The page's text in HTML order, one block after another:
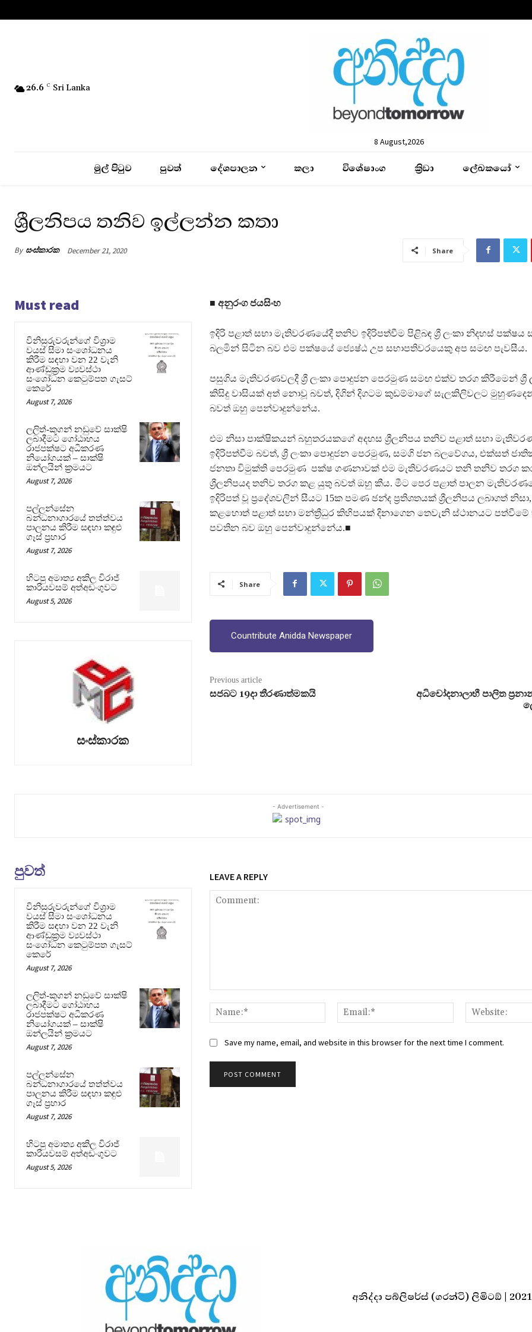
26.6 C Sri Lanka
8 August,2026
මුල් පිටුව පුවත් දේශපාලන කලා විශේෂාංග ක්‍රිඩා ලේඛකයෝ
ශ්‍රීලනිපය තනිව ඉල්ලන්න කතා
By සංස්කාරක December 21, 2020 Share
Must read
විනිසුරුවරුන්ගේ විශ්‍රාම
වයස් සීමා සංශෝධනය
කිරීම සඳහා වන 22 වැනි
ආණ්ඩුක්‍රම ව්‍යවස්ථා
සංශෝධන කෙටුම්පත ගැසට්
කෙරේ
August 7, 2026
ලලිත්-කූගන් නඩුවේ සාක්ෂි
ලබාදීමට ගෝඨාභය
රාජපක්ෂට අධිකරණ
නියෝගයක් – සාක්ෂි
ඔන්ලයින් ක්‍රමයට
August 7, 2026
පල්ලන්සේන
බන්ධනාගාරයේ තත්ත්වය
පාලනය කිරීම සඳහා කඳුළු
ගෑස් ප්‍රහාර
August 7, 2026
හිටපු අමාත්‍ය අකිල විරාජ්
කාරියවසම් අත්අඩංගුවට
August 5, 2026
සංස්කාරක
■ අනුරංග ජයසිංහ
ඉදිරි පළාත් සභා මැතිවරණයේදී තනිව ඉදිරිපත්වීම පිළිබඳ ශ්‍රී ලංකා නිදහස් පක්ෂය
බලමින් සිටින බව එම පක්ෂයේ ජ්‍යෙෂ්ඨ උප සභාපතිවරයෙකු අප සමඟ පැවසීය.
පසුගිය මැතිවරණවලදී ශ්‍රී ලංකා පොදුජන පෙරමුණ සමඟ එක්ව තරග කිරීමෙන් ශ්‍රී
කිසිදු වාසියක් අත් නොවූ බවත්, දිගින් දිගටම කුඩම්මාගේ සැලකිලිවලට
බවත් ඔහු පෙන්වාදුන්නේය.
එම නිසා පාක්ෂිකයන් බහුතරයකගේ අදහස ශ්‍රීලනිපය තනිව පළාත් සභා
ඉදිරිපත්වීම බවත්, ශ්‍රී ලංකා පොදුජන පෙරමුණ, සමගි ජන බලවේගය, එක්සත්
ජනතා විමුක්ති පෙරමුණ පක්ෂ ගණනාවක් එම මැතිවරණයට තනි තනිව තරග
ශ්‍රීලනිපයද තනිව තරග කළ යුතු බවත් ඔහු කීය. මීට පෙර පළාත් පාලන
ඉදිරිපත් වූ ප්‍රදේශවලින් සීයට 15ක පමණ ඡන්ද ප්‍රතිශතයක් ශ්‍රීලනිපය ලබාගත්
කළහොත් පළාත් සභා මන්ත්‍රීධුර කිහිපයක් දිනාගෙන තෙවැනි ස්ථානයට පත්වීමේ
පවතින බව ඔහු පෙන්වාදුන්නේය.■
Share
Countribute Anidda Newspaper
Previous article
සජබට 19දා තීරණාත්මකයි
අධිචෝදනාලාභී පාලිත
- Advertisement -
පුවත්
විනිසුරුවරුන්ගේ විශ්‍රාම
වයස් සීමා සංශෝධනය
කිරීම සඳහා වන 22 වැනි
ආණ්ඩුක්‍රම ව්‍යවස්ථා
සංශෝධන කෙටුම්පත ගැසට්
කෙරේ
August 7, 2026
ලලිත්-කූගන් නඩුවේ සාක්ෂි
ලබාදීමට ගෝඨාභය
රාජපක්ෂට අධිකරණ
නියෝගයක් – සාක්ෂි
ඔන්ලයින් ක්‍රමයට
August 7, 2026
පල්ලන්සේන
බන්ධනාගාරයේ තත්ත්වය
පාලනය කිරීම සඳහා කඳුළු
ගෑස් ප්‍රහාර
August 7, 2026
හිටපු අමාත්‍ය අකිල විරාජ්
කාරියවසම් අත්අඩංගුවට
August 5, 2026
LEAVE A REPLY
Name:*
Email:*
Save my name, email, and website in this browser for the next time I comment.
අනිද්දා පබ්ලිෂර්ස් (ගරන්ටි) ලිමිටඞ් | 2021